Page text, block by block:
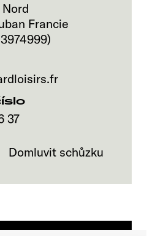
Francie
)
37
Domluvit schůzku